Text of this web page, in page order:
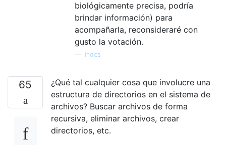
biológicamente precisa, podría
brindar información) para
acompañarla, reconsideraré con
gusto la votación.
lindes
65
¿Qué tal cualquier cosa que involucre una
estructura de directorios en el sistema de
archivos? Buscar archivos de forma
recursiva, eliminar archivos, crear
directorios, etc.